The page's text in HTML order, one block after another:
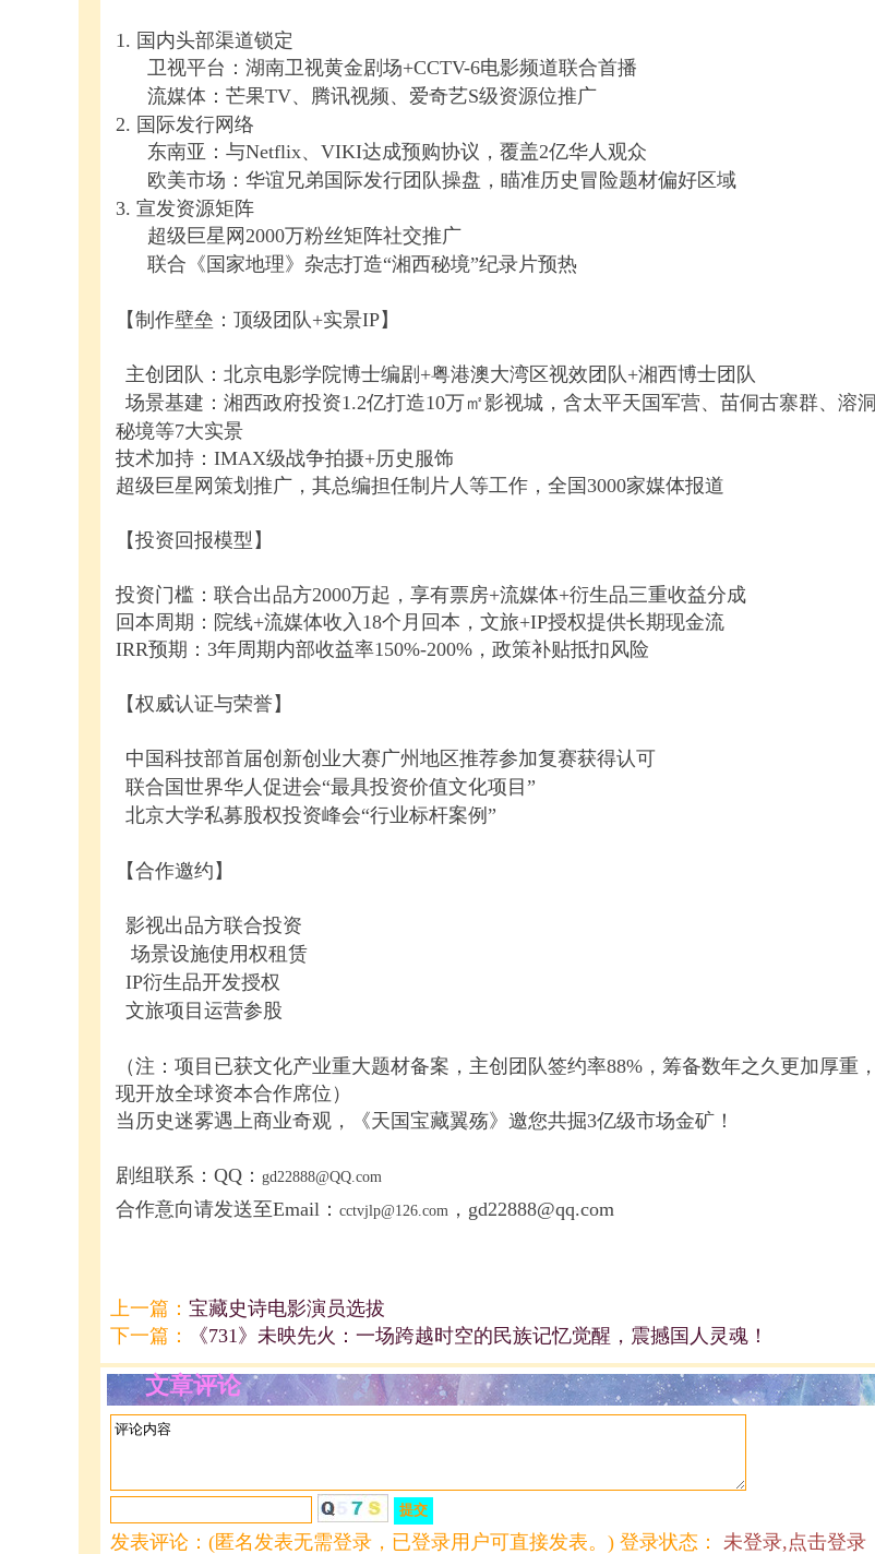
1. 国内头部渠道锁定
卫视平台：湖南卫视黄金剧场+CCTV-6电影频道联合首播
流媒体：芒果TV、腾讯视频、爱奇艺S级资源位推广
2. 国际发行网络
东南亚：与Netflix、VIKI达成预购协议，覆盖2亿华人观众
欧美市场：华谊兄弟国际发行团队操盘，瞄准历史冒险题材偏好区域
3. 宣发资源矩阵
超级巨星网2000万粉丝矩阵社交推广
联合《国家地理》杂志打造“湘西秘境”纪录片预热
【制作壁垒：顶级团队+实景IP】
主创团队：北京电影学院博士编剧+粤港澳大湾区视效团队+湘西博士团队
场景基建：湘西政府投资1.2亿打造10万㎡影视城，含太平天国军营、苗侗古寨群、溶洞
秘境等7大实景
技术加持：IMAX级战争拍摄+历史服饰
超级巨星网策划推广，其总编担任制片人等工作，全国3000家媒体报道
【投资回报模型】
投资门槛：联合出品方2000万起，享有票房+流媒体+衍生品三重收益分成
回本周期：院线+流媒体收入18个月回本，文旅+IP授权提供长期现金流
IRR预期：3年周期内部收益率150%-200%，政策补贴抵扣风险
【权威认证与荣誉】
中国科技部首届创新创业大赛广州地区推荐参加复赛获得认可
联合国世界华人促进会“最具投资价值文化项目”
北京大学私募股权投资峰会“行业标杆案例”
【合作邀约】
影视出品方联合投资
场景设施使用权租赁
IP衍生品开发授权
文旅项目运营参股
（注：项目已获文化产业重大题材备案，主创团队签约率88%，筹备数年之久更加厚重，
现开放全球资本合作席位）
当历史迷雾遇上商业奇观，《天国宝藏翼殇》邀您共掘3亿级市场金矿！
剧组联系：QQ： gd22888@QQ.com
合作意向请发送至Email： cctvjlp@126.com ，gd22888@qq.com
上一篇： 宝藏史诗电影演员选拔
下一篇：
《731》未映先火：一场跨越时空的民族记忆觉醒，震撼国人灵魂！
文章评论
发表评论：(匿名发表无需登录，已登录用户可直接发表。) 登录状态： 未登录,点击登录